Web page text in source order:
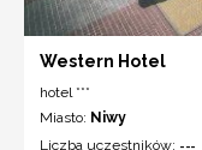
Western Hotel
hotel ***
Miasto: Niwy
Liczba uczestników: ---